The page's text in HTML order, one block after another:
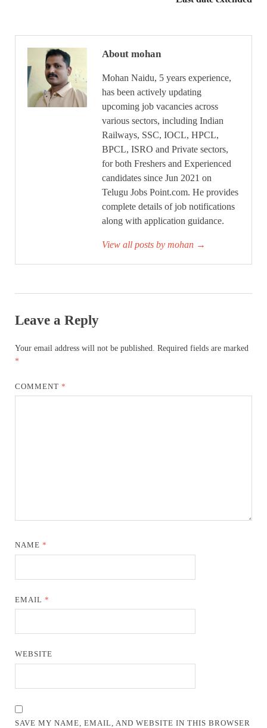
About mohan
Mohan Naidu, 5 years experience,
has been actively updating
upcoming job vacancies across
various sectors, including Indian
Railways, SSC, IOCL, HPCL,
BPCL, ISRO and Private sectors,
for both Freshers and Experienced
candidates since Jun 2021 on
Telugu Jobs Point.com. He provides
complete details of job notifications
along with application guidance.
View all posts by mohan →
Leave a Reply
Your email address will not be published. Required fields are marked
*
COMMENT*
NAME*
EMAIL*
WEBSITE
SAVE MY NAME, EMAIL, AND WEBSITE IN THIS BROWSER